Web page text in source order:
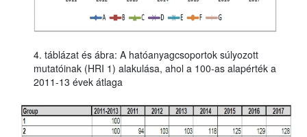
4. táblázat és ábra: A hatóanyagcsoportok súlyozott
mutatóinak (HRI 1) alakulása, ahol a 100-as alapérték a
2011-13 évek átlaga